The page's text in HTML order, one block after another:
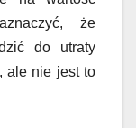
że
do utraty
ale nie jest to